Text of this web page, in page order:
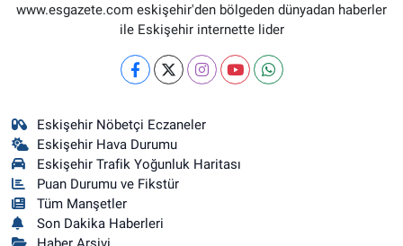
www.esgazete.com eskişehir'den bölgeden dünyadan haberler
ile Eskişehir internette lider
Eskişehir Nöbetçi Eczaneler
Eskişehir Hava Durumu
Eskişehir Trafik Yoğunluk Haritası
Puan Durumu ve Fikstür
Tüm Manşetler
Son Dakika Haberleri